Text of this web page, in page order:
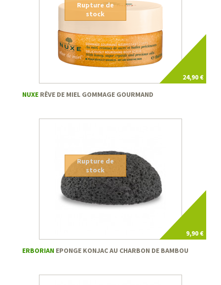
24,90 €
Rupture de
stock
NUXE RÊVE DE MIEL GOMMAGE GOURMAND
9,90 €
Rupture de
stock
ERBORIAN EPONGE KONJAC AU CHARBON DE BAMBOU